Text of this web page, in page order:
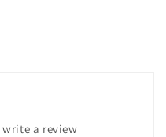
a review